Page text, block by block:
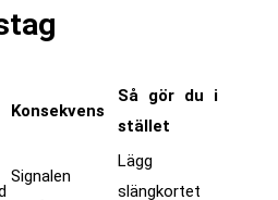
Konsekvens
Så gör du i
stället
Signalen
Lägg
slängkortet